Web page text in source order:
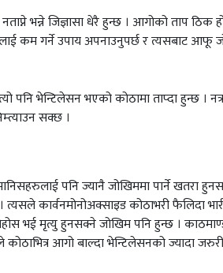
भन्ने जिज्ञासा धेरै हुन्छ । आगोको ताप
कम गर्ने उपाय अपनाउनुपर्छ र त्यसबाट आफू
पनि भेन्टिलेसन भएको कोठामा ताप्दा हुन्छ ।
सक्छ ।
पनि ज्यानै जोखिममा पार्ने खतरा
कार्वनमोनोअक्साइड कोठाभरी फैलिदा
भई मृत्यु हुनसक्ने जोखिम पनि हुन्छ ।
कोठाभित्र आगो बाल्दा भेन्टिलेसनको ज्यादा